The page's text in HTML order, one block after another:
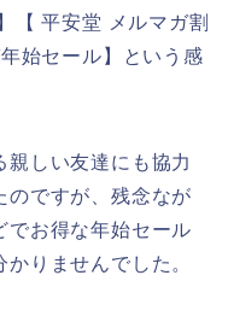
【 平安堂 メルマガ割
始セール】という感
親しい友達にも協力
のですが、残念なが
でお得な年始セール
りませんでした。